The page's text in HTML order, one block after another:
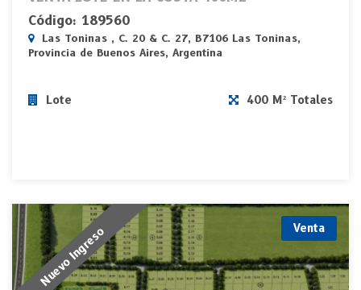
Código: 189560
Las Toninas , C. 20 & C. 27, B7106 Las Toninas,
Provincia de Buenos Aires, Argentina
Lote 400 M² Totales
Nuevo Ingreso Venta